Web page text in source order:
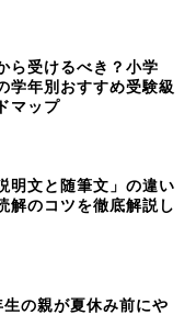
ら受けるべき？小学
学年別おすすめ受験級
マップ
明文と随筆文」の違い
解のコツを徹底解説し
の親が夏休み前にや